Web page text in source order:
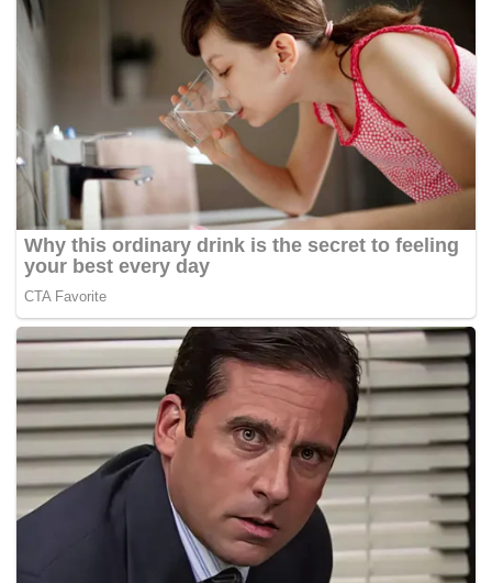
penempatan tentera dan peralatan baharu di barat Rusia,
dan lebih 100 kenderaan di lapangan terbang di Belarus
berhampiran sempadan Ukraine.
Tags: Rusia Ukraine Vladimir Putin